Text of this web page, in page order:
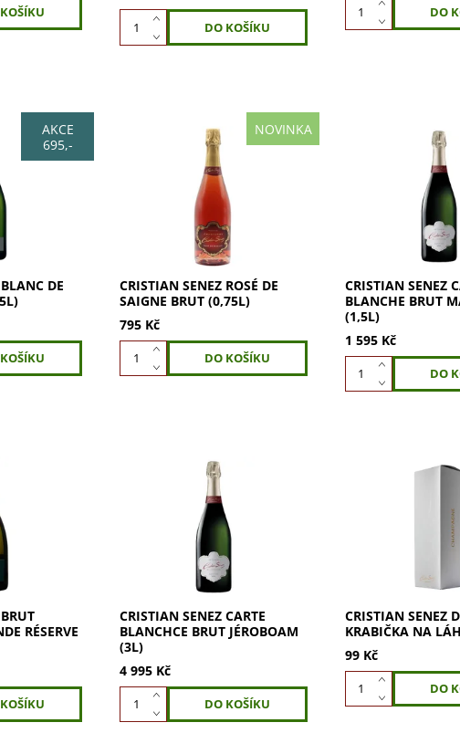
AKCE
695,-
de Noirs
Noir.
s růžovými
DE
NOVINKA
Cristian Senez Rosé de Saigne
Brut: svěží růžové víno s vůní
lesního ovoce a citrusů.
Krásná rovnováha, příjemná
kořeněná dochuť. Ideální
CRISTIAN SENEZ ROSÉ DE
SAIGNE BRUT (0,75L)
795 Kč
Cristian Senez
Brut Magnum.
100% Pinot Noir s
perlením a
Lahodná svěžest
ovoce, citrusů a...
CRISTIAN SENEZ
BLANCHE BRUT
(1,5L)
1 595 Kč
Millésime
je
a extrémní
RÉSERVE
Cristian Senez Carte Blanche
Brut Jéroboam 3l z 100% Pinot
Noir. Zlatavá barva, jemné
perlení. Chuť žlutého ovoce,
citrusů s tóny květů. Objevte...
CRISTIAN SENEZ CARTE
BLANCHCE BRUT JÉROBOAM
(3L)
4 995 Kč
krabička na láhev
luxusní
nezapomenutelný
CRISTIAN SENEZ
KRABIČKA NA
99 Kč